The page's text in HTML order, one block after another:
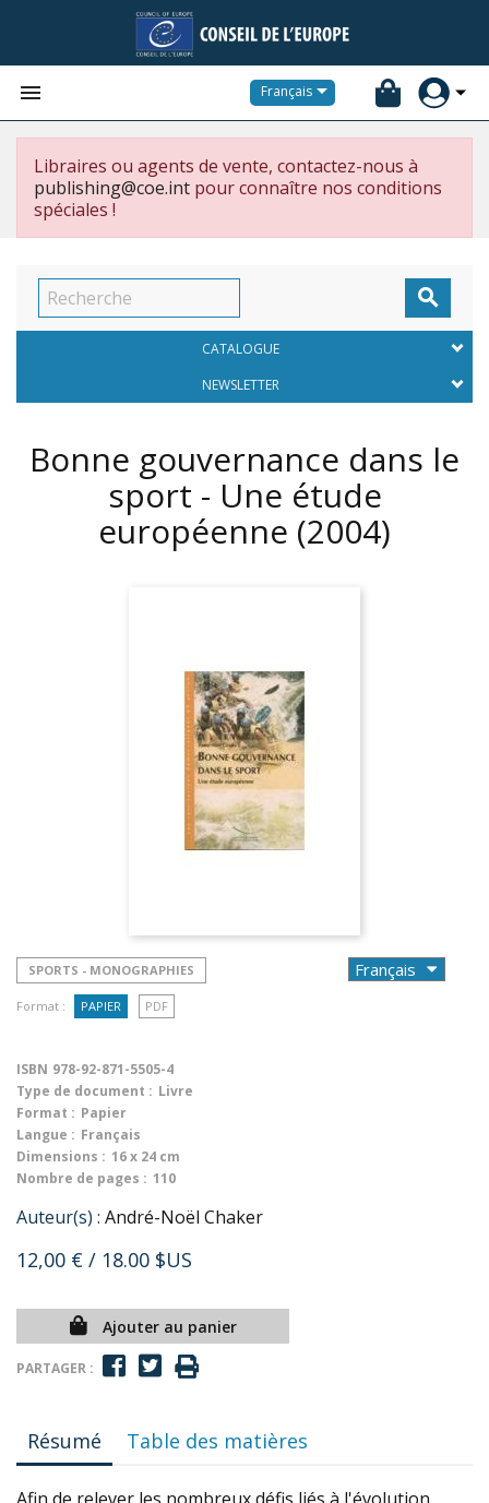
 Français
Libraires ou agents de vente, contactez-nous à
publishing@coe.int pour connaître nos conditions
spéciales !

CATALOGUE
NEWSLETTER
Bonne gouvernance dans le
sport - Une étude
européenne (2004)
SPORTS - MONOGRAPHIES
Format : PAPIER PDF
ISBN 978-92-871-5505-4
Type de document : Livre
Format : Papier
Langue : Français
Dimensions : 16 x 24 cm
Nombre de pages : 110
Auteur(s) : André-Noël Chaker
12,00 € / 18.00 $US
Ajouter au panier
PARTAGER :
Résumé Table des matières